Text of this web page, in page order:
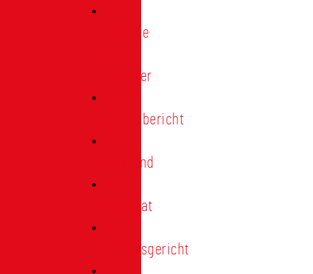
Freunde
Förderer
Jahresbericht
Vorstand
Ehrenrat
Schiedsgericht